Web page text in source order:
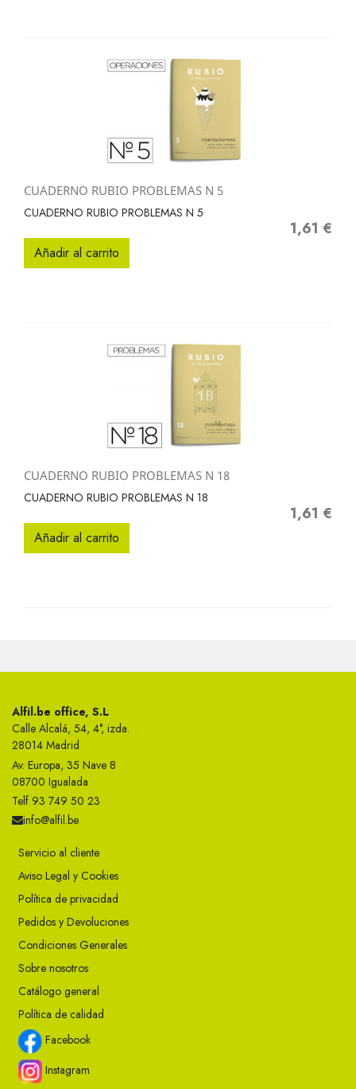
CUADERNO RUBIO PROBLEMAS N 5
CUADERNO RUBIO PROBLEMAS N 5
Precio
1,61 €
Añadir al carrito
CUADERNO RUBIO PROBLEMAS N 18
CUADERNO RUBIO PROBLEMAS N 18
Precio
1,61 €
Añadir al carrito
Alfil.be office, S.L
Calle Alcalá, 54, 4°, izda.
28014 Madrid
Av. Europa, 35 Nave 8
08700 Igualada
Telf 93 749 50 23
info@alfil.be
Servicio al cliente
Aviso Legal y Cookies
Política de privacidad
Pedidos y Devoluciones
Condiciones Generales
Sobre nosotros
Catálogo general
Política de calidad
Facebook
Instagram